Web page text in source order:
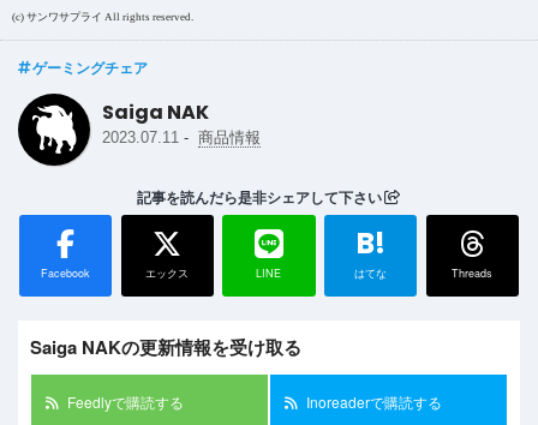
(c) サンワサプライ All rights reserved.
ゲーミングチェア
Saiga NAK
2023.07.11 - 商品情報
記事を読んだら是非シェアして下さい
Facebook エックス LINE
B!
はてな Threads
Saiga NAKの更新情報を受け取る
Feedlyで購読する Inoreaderで購読する